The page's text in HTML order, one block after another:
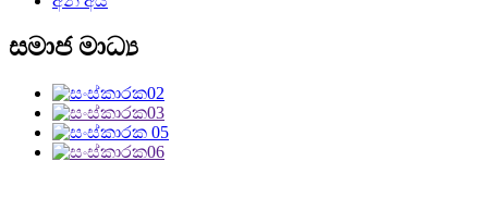
සමාජ මාධ්‍ය